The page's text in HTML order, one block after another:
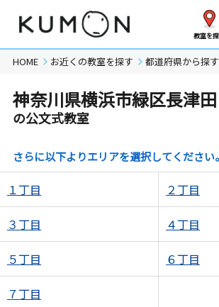
教室を
HOME お近くの教室を探す 都道府県から探す
神奈川県横浜市緑区長津田
の公文式教室
さらに以下よりエリアを選択してください。
１丁目 ２丁目
３丁目 ４丁目
５丁目 ６丁目
７丁目